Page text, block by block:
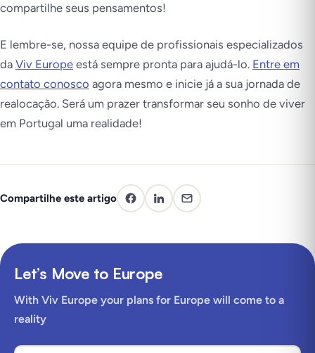
compartilhe seus pensamentos!
E lembre-se, nossa equipe de profissionais especializados
da Viv Europe está sempre pronta para ajudá-lo. Entre em
contato conosco agora mesmo e inicie já a sua jornada de
realocação. Será um prazer transformar seu sonho de viver
em Portugal uma realidade!
Compartilhe este artigo
Let’s Move to Europe
With Viv Europe your plans for Europe will come to a
reality